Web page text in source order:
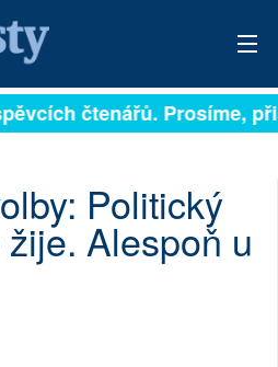
čtenářů. Prosíme,
Politický
Alespoň u